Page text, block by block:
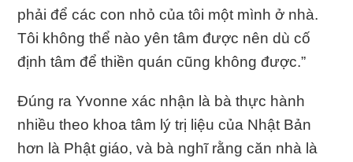
phải để các con nhỏ của tôi một mình ở nhà.
Tôi không thể nào yên tâm được nên dù cố
định tâm để thiền quán cũng không được.”
Đúng ra Yvonne xác nhận là bà thực hành
nhiều theo khoa tâm lý trị liệu của Nhật Bản
hơn là Phật giáo, và bà nghĩ rằng căn nhà là